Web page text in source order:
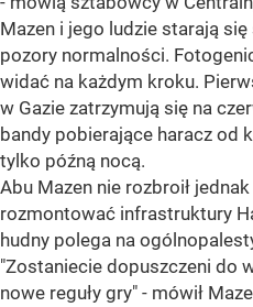
Mazen i jego ludzie starają
pozory normalności.
widać na każdym kroku.
w Gazie zatrzymują się na
bandy pobierające haracz od
tylko późną nocą.
Abu Mazen nie rozbroił
rozmontować infrastruktury
hudny polega na
"Zostaniecie dopuszczeni do
nowe reguły gry" - mówił